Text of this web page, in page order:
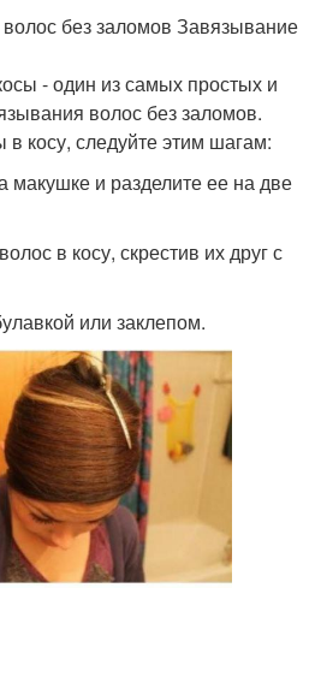
без заломов Завязывание
- один из самых простых и
волос без заломов.
косу, следуйте этим шагам:
макушке и разделите ее на две
в косу, скрестив их друг с
или заклепом.